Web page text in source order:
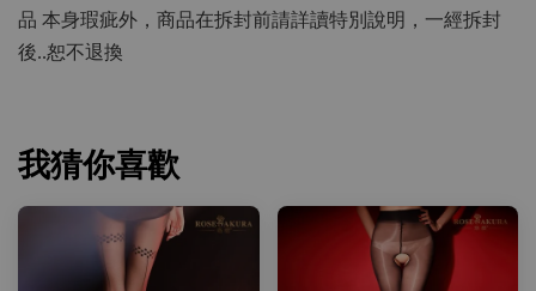
品 本身瑕疵外，商品在拆封前請詳讀特別說明，一經拆封
後..恕不退換
我猜你喜歡